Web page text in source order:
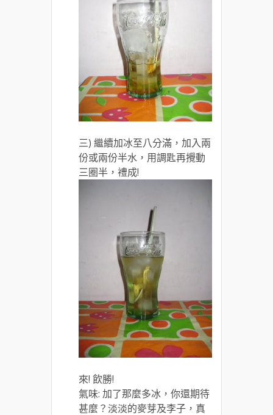
三) 繼續加冰至八分滿，加入兩
份或兩份半水，用調匙再攪動
三圈半，禮成!
來! 飲勝!
氣味: 加了那麼多冰，你還期待
甚麼？淡淡的麥芽及李子，真